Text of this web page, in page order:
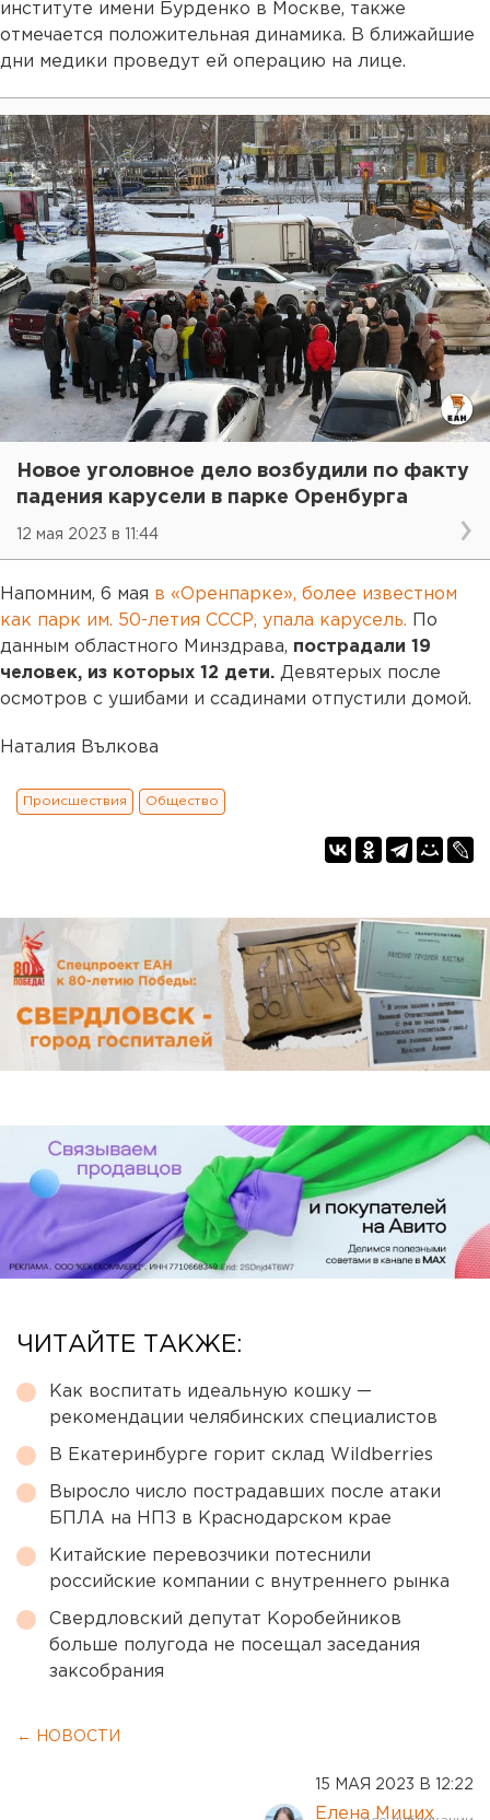
институте имени Бурденко в Москве, также
отмечается положительная динамика. В ближайшие
дни медики проведут ей операцию на лице.
Новое уголовное дело возбудили по факту
падения карусели в парке Оренбурга
12 мая 2023 в 11:44
Напомним, 6 мая в «Оренпарке», более известном
как парк им. 50-летия СССР, упала карусель. По
данным областного Минздрава, пострадали 19
человек, из которых 12 дети. Девятерых после
осмотров с ушибами и ссадинами отпустили домой.
Наталия Вълкова
Происшествия Общество
ЧИТАЙТЕ ТАКЖЕ:
Как воспитать идеальную кошку —
рекомендации челябинских специалистов
В Екатеринбурге горит склад Wildberries
Выросло число пострадавших после атаки
БПЛА на НПЗ в Краснодарском крае
Китайские перевозчики потеснили
российские компании с внутреннего рынка
Свердловский депутат Коробейников
больше полугода не посещал заседания
заксобрания
← НОВОСТИ
15 МАЯ 2023 В 12:22
Елена Мицих